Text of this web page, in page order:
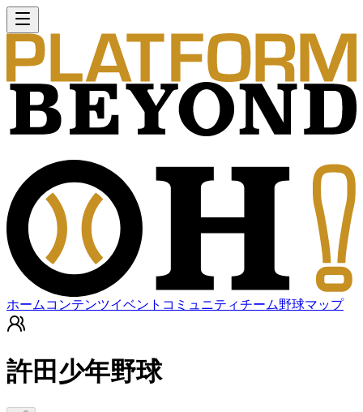
ホーム コンテンツイベント コミュニティチーム野球マップ
許田少年野球